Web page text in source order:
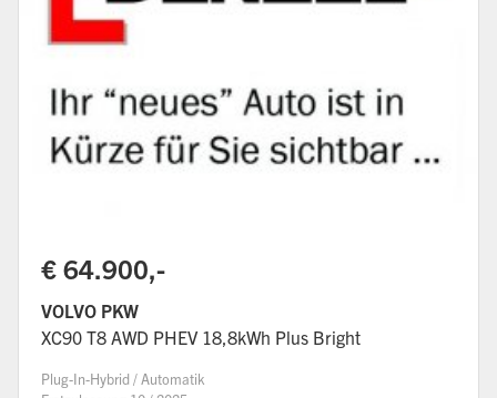
€ 64.900,-
VOLVO PKW
XC90 T8 AWD PHEV 18,8kWh Plus Bright
Plug-In-Hybrid / Automatik